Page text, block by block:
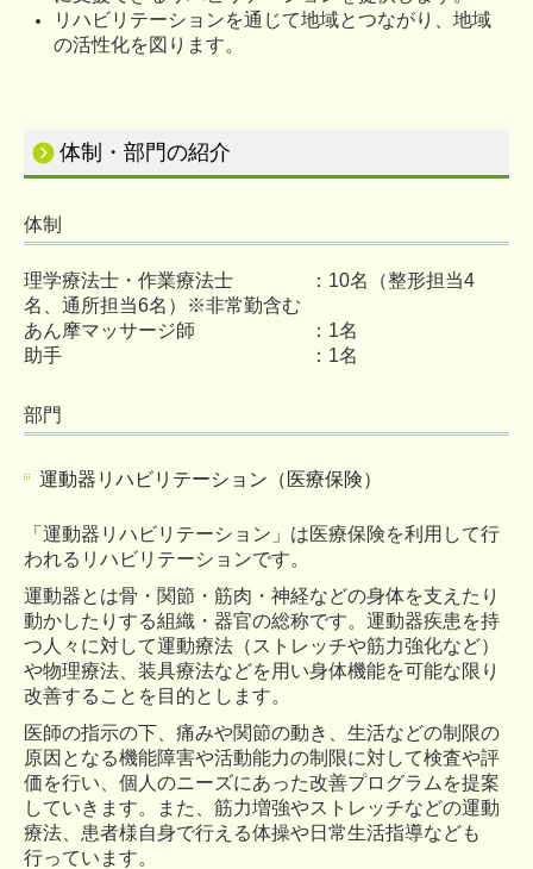
リハビリテーションを通じて地域とつながり、地域
の活性化を図ります。
体制・部門の紹介
体制
理学療法士・作業療法士 ：10名（整形担当4
名、通所担当6名）※非常勤含む
あん摩マッサージ師 ：1名
助手 ：1名
部門
運動器リハビリテーション（医療保険）
「運動器リハビリテーション」は医療保険を利用して行
われるリハビリテーションです。
運動器とは骨・関節・筋肉・神経などの身体を支えたり
動かしたりする組織・器官の総称です。運動器疾患を持
つ人々に対して運動療法（ストレッチや筋力強化など）
や物理療法、装具療法などを用い身体機能を可能な限り
改善することを目的とします。
医師の指示の下、痛みや関節の動き、生活などの制限の
原因となる機能障害や活動能力の制限に対して検査や評
価を行い、個人のニーズにあった改善プログラムを提案
していきます。また、筋力増強やストレッチなどの運動
療法、患者様自身で行える体操や日常生活指導なども
行っています。